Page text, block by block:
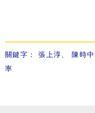
關鍵字：張上淳、 陳時中
率